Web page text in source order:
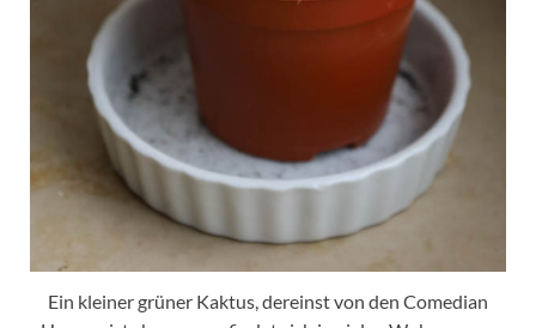
Ein kleiner grüner Kaktus, dereinst von den Comedian